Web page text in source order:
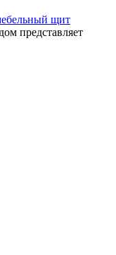
щит
представляет